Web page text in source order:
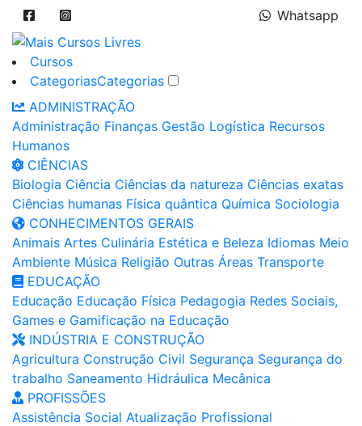
Whatsapp
Cursos
CategoriasCategorias
ADMINISTRAÇÃO
Administração Finanças Gestão Logística Recursos
Humanos
CIÊNCIAS
Biologia Ciência Ciências da natureza Ciências exatas
Ciências humanas Física quântica Química Sociologia
CONHECIMENTOS GERAIS
Animais Artes Culinária Estética e Beleza Idiomas Meio
Ambiente Música Religião Outras Áreas Transporte
EDUCAÇÃO
Educação Educação Física Pedagogia Redes Sociais,
Games e Gamificação na Educação
INDÚSTRIA E CONSTRUÇÃO
Agricultura Construção Civil Segurança Segurança do
trabalho Saneamento Hidráulica Mecânica
PROFISSÕES
Assistência Social Atualização Profissional